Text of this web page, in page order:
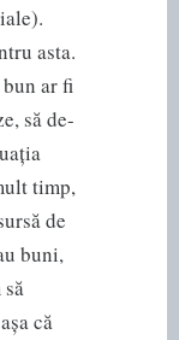
asta.
ar fi
să de-
timp,
de
buni,
că